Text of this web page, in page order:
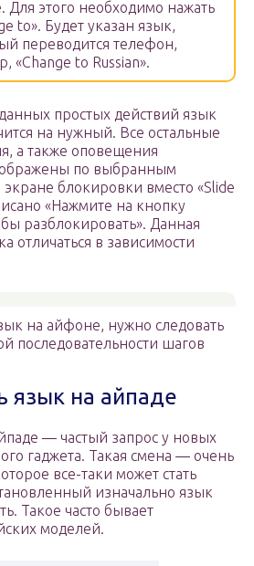
Для этого необходимо нажать
to». Будет указан язык,
переводится телефон,
«Change to Russian».
простых действий язык
на нужный. Все остальные
а также оповещения
по выбранным
блокировки вместо «Slide
«Нажмите на кнопку
разблокировать». Данная
отличаться в зависимости
на айфоне, нужно следовать
последовательности шагов
язык на айпаде
— частый запрос у новых
гаджета. Такая смена — очень
все-таки может стать
изначально язык
Такое часто бывает
моделей.